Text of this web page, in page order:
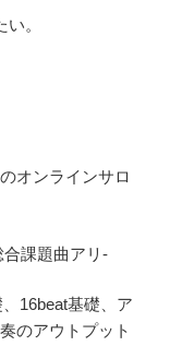
。
オンラインサロ
課題曲アリ-
16beat基礎、ア
のアウトプット